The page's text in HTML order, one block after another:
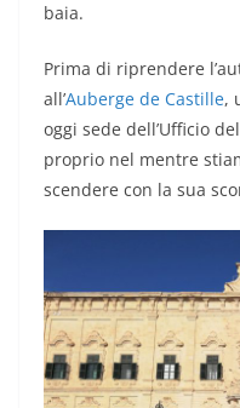
baia.
Prima di riprendere
all’Auberge de Castille,
oggi sede dell’Ufficio del
proprio nel mentre
scendere con la sua